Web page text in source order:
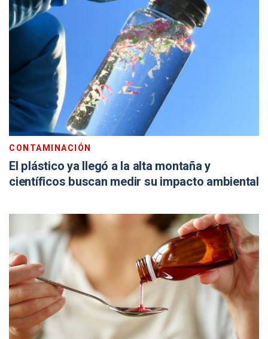
CONTAMINACIÓN
El plástico ya llegó a la alta montaña y
científicos buscan medir su impacto ambiental